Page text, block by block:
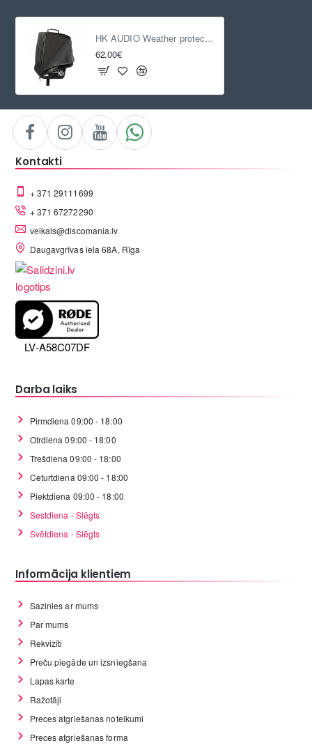
HK AUDIO Weather protective cover PR:O 15 X and PR:O 15 XD
62.00€
Kontakti
+ 371 29111699
+ 371 67272290
veikals@discomania.lv
Daugavgrīvas iela 68A, Rīga
LV-A58C07DF
Darba laiks
Pirmdiena 09:00 - 18:00
Otrdiena 09:00 - 18:00
Trešdiena 09:00 - 18:00
Ceturtdiena 09:00 - 18:00
Piektdiena 09:00 - 18:00
Sestdiena - Slēgts
Svētdiena - Slēgts
Informācija klientiem
Sazinies ar mums
Par mums
Rekvizīti
Preču piegāde un izsniegšana
Lapas karte
Ražotāji
Preces atgriešanas noteikumi
Preces atgriešanas forma